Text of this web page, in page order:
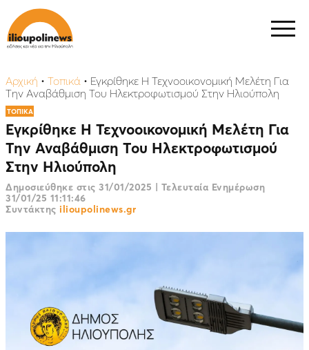
Αρχική • Τοπικά • Εγκρίθηκε Η Τεχνοοικονομική Μελέτη Για
Την Αναβάθμιση Του Ηλεκτροφωτισμού Στην Ηλιούπολη
ΤΟΠΙΚΑ
Εγκρίθηκε Η Τεχνοοικονομική Μελέτη Για
Την Αναβάθμιση Του Ηλεκτροφωτισμού
Στην Ηλιούπολη
Δημοσιεύθηκε στις 31/01/2025 | Τελευταία Ενημέρωση
31/01/25 11:11:46
Συντάκτης ilioupolinews.gr